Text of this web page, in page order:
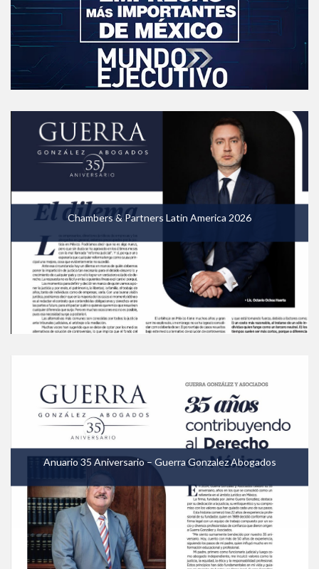
Chambers & Partners Latin America 2026
Anuario 35 Aniversario – Guerra Gonzalez Abogados